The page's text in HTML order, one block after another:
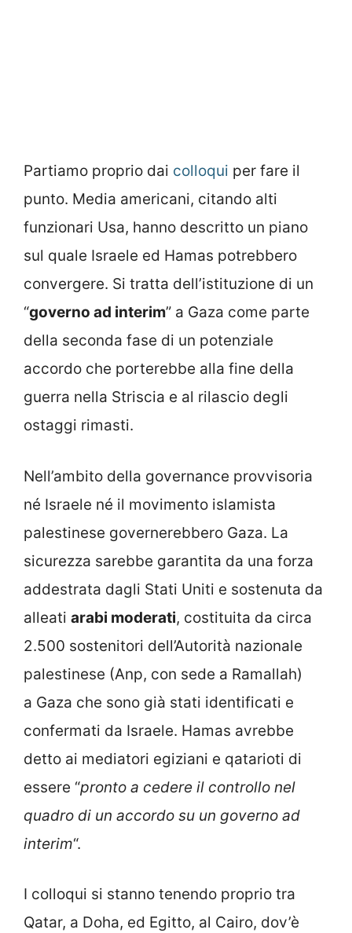
Partiamo proprio dai colloqui per fare il
punto. Media americani, citando alti
funzionari Usa, hanno descritto un piano
sul quale Israele ed Hamas potrebbero
convergere. Si tratta dell’istituzione di un
“governo ad interim” a Gaza come parte
della seconda fase di un potenziale
accordo che porterebbe alla fine della
guerra nella Striscia e al rilascio degli
ostaggi rimasti.
Nell’ambito della governance provvisoria
né Israele né il movimento islamista
palestinese governerebbero Gaza. La
sicurezza sarebbe garantita da una forza
addestrata dagli Stati Uniti e sostenuta da
alleati arabi moderati, costituita da circa
2.500 sostenitori dell’Autorità nazionale
palestinese (Anp, con sede a Ramallah)
a Gaza che sono già stati identificati e
confermati da Israele. Hamas avrebbe
detto ai mediatori egiziani e qatarioti di
essere “pronto a cedere il controllo nel
quadro di un accordo su un governo ad
interim“.
I colloqui si stanno tenendo proprio tra
Qatar, a Doha, ed Egitto, al Cairo, dov’è